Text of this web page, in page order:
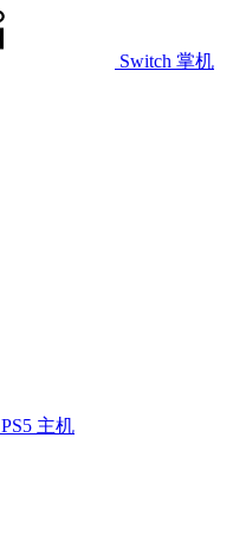
Switch 掌机
PS5 主机